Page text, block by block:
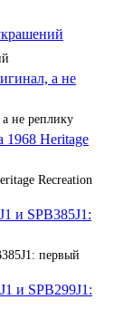
не реплику
Recreation
первый